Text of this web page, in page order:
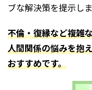
ブな解決策を提示しま
不倫・復縁など複雑
人間関係の悩みを抱
おすすめです。